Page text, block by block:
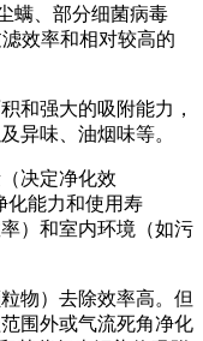
螨、部分细菌病毒
效率和相对较高的
和强大的吸附能力，
异味、油烟味等。
决定净化效
化能力和使用寿
）和室内环境（如污
物）去除效率高。但
围外或气流死角净化